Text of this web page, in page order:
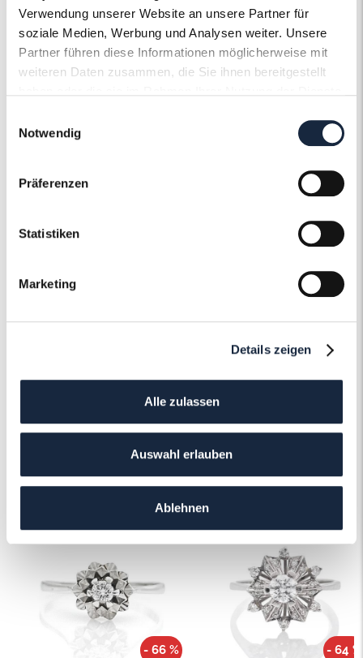
Verwendung unserer Website an unsere Partner für
soziale Medien, Werbung und Analysen weiter. Unsere
Partner führen diese Informationen möglicherweise mit
weiteren Daten zusammen, die Sie ihnen bereitgestellt
Notwendig
Präferenzen
Statistiken
Marketing
Details zeigen
Alle zulassen
Auswahl erlauben
Ablehnen
Edelsteinfarbe Diamant
Ringweite in mm 51
Der Roneli
Erfahren Sie mehr über unseren
Das könnte Ihnen auch gefallen!
- 66 % - 64 %